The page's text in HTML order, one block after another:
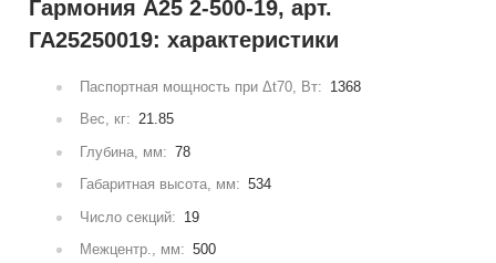
Гармония А25 2-500-19, арт.
ГА25250019: характеристики
Паспортная мощность при Δt70, Вт: 1368
Вес, кг: 21.85
Глубина, мм: 78
Габаритная высота, мм: 534
Число секций: 19
Межцентр., мм: 500